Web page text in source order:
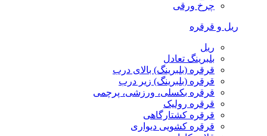
چرخ ورقی
ریل و قرقره
ریل
بلبرینگ تعادل
قرقره (بلبرینگ) بالای درب
قرقره (بلبرینگ) زیر درب
قرقره بکسلی، ورزشی، پرچمی
قرقره رولیک
قرقره کشتارگاهی
قرقره کشویی دیواری